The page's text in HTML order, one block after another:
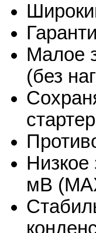
Малое
(без
Низкое
мВ